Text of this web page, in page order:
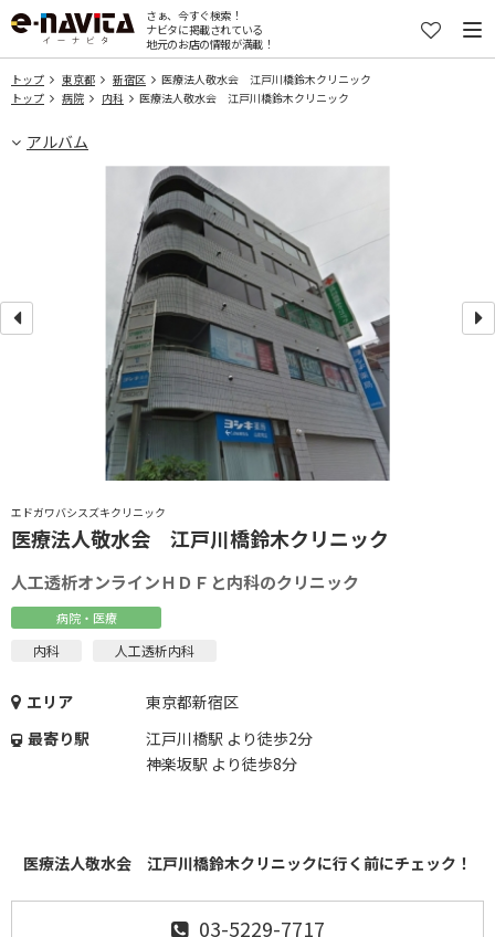
さぁ、今すぐ検索！
ナビタに掲載されている
地元のお店の情報が満載！
トップ 東京都 新宿区
医療法人敬水会 江戸川橋鈴木クリニック
トップ
病院 内科 医療法人敬水会 江戸川橋鈴木クリニック
アルバム
エドガワバシスズキクリニック
医療法人敬水会 江戸川橋鈴木クリニック
人工透析オンラインＨＤＦと内科のクリニック
病院・医療
内科 人工透析内科
エリア
東京都新宿区
最寄り駅
江戸川橋駅 より徒歩2分
神楽坂駅 より徒歩8分
医療法人敬水会 江戸川橋鈴木クリニックに行く前にチェック！
03-5229-7717